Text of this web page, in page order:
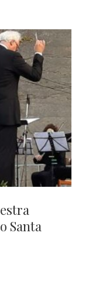
Santa